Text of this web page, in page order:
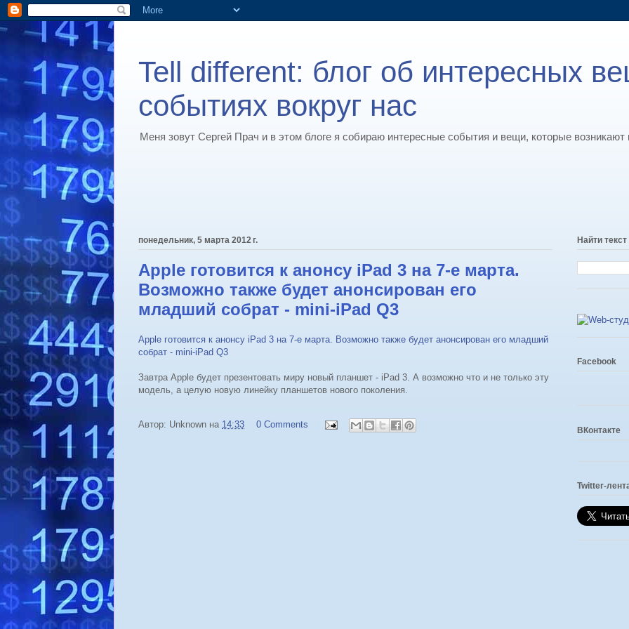
Tell different: блог об интересных
событиях вокруг нас
Меня зовут Сергей Прач и в этом блоге я собираю интересные события и вещи, которые возникают
понедельник, 5 марта 2012 г.
Apple готовится к анонсу iPad 3 на 7-е марта.
Возможно также будет анонсирован его
младший собрат - mini-iPad Q3
Apple готовится к анонсу iPad 3 на 7-е марта. Возможно также будет анонсирован его младший
собрат - mini-iPad Q3
Завтра Apple будет презентовать миру новый планшет - iPad 3. А возможно что и не только эту
модель, а целую новую линейку планшетов нового поколения.
Автор: Unknown на 14:33 0 Comments
Найти текст
Facebook
ВКонтакте
Twitter-